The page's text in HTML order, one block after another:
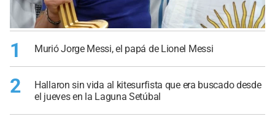
1 Murió Jorge Messi, el papá de Lionel Messi
2
Hallaron sin vida al kitesurfista que era buscado desde
el jueves en la Laguna Setúbal